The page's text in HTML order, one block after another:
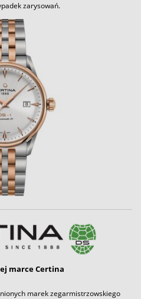
zarysowań.
marce Certina
marek zegarmistrzowskiego